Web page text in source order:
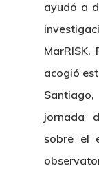
ayudó a
acogió
jornada
sobre el